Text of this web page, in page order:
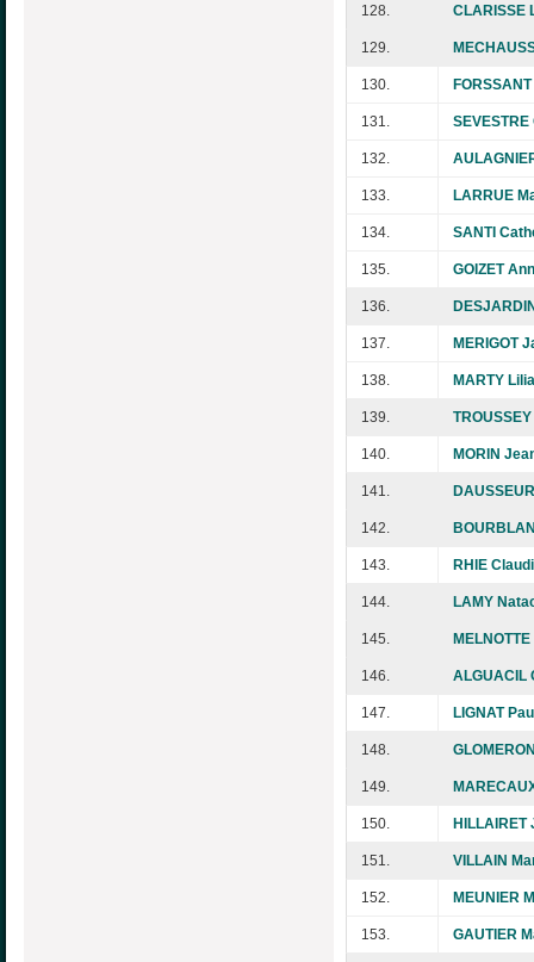
128. CLARISSE
129.
130.
131.
132.
133. LARRUE
134. SANTI
135. GOIZET
136.
137. MERIGOT
138. MARTY
139.
140. MORIN
141.
142.
143. RHIE
144. LAMY
145.
146. ALGUACIL
147. LIGNAT
148.
149.
150. HILLAIRET
151. VILLAIN
152. MEUNIER
153. GAUTIER